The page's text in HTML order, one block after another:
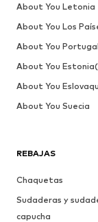
REBAJAS
Chaquetas
Sudaderas y
capucha
About You Letonia
About You Los
About You Portugal
About You
About You
About You Suecia